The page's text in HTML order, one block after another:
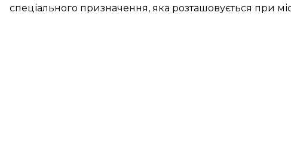
спеціального призначення, яка розташовується при